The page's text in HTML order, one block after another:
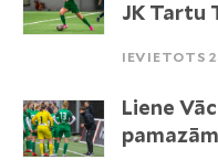
JK Tartu
IEVIETOTS
Liene